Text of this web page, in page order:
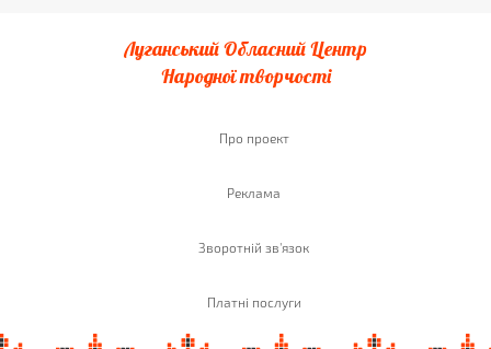
Луганський Обласний Центр
Народної творчості
Про проект
Реклама
Зворотній зв'язок
Платні послуги